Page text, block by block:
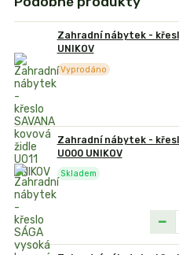
Zahradní nábytek -
UNIKOV
Vyprodáno
Zahradní nábytek -
U000 UNIKOV
Skladem